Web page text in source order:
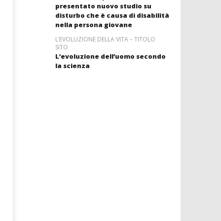
presentato nuovo studio su
disturbo che è causa di disabilità
nella persona giovane
L’EVOLUZIONE DELLA VITA – TITOLO
SITO
L’evoluzione dell’uomo secondo
la scienza